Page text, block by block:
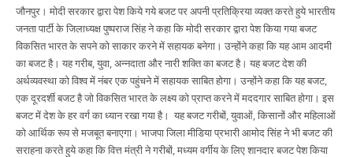
जौनपुर। मोदी सरकार द्वारा पेश किये गये बजट पर अपनी प्रतिक्रिया व्यक्त करते हुये भारतीय
जनता पार्टी के जिलाध्यक्ष पुष्पराज सिंह ने कहा कि मोदी सरकार द्वारा पेश किया गया बजट
विकसित भारत के सपने को साकार करने में सहायक बनेगा। उन्होंने कहा कि यह आम आदमी
का बजट है। यह गरीब, युवा, अन्नदाता और नारी शक्ति का बजट है। यह बजट देश की
अर्थव्यवस्था को विश्व में नंबर एक पहुंचने में सहायक साबित होगा। उन्होंने कहा कि यह बजट,
एक दूरदर्शी बजट है जो विकसित भारत के लक्ष्य को प्राप्त करने में मददगार साबित होगा। इस
बजट में देश के हर वर्ग का ध्यान रखा गया है। यह बजट गरीबों, युवाओं, किसानों और महिलाओं
को आर्थिक रूप से मजबूत बनाएगा। भाजपा जिला मीडिया प्रभारी आमोद सिंह ने भी बजट की
सराहना करते हुये कहा कि वित्त मंत्री ने गरीबों, मध्यम वर्गीय के लिए शानदार बजट पेश किया